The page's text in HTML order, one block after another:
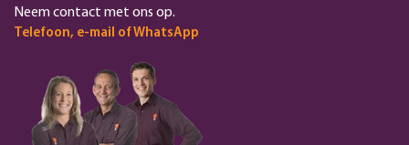
Neem contact met ons op.
Telefoon, e-mail of WhatsApp